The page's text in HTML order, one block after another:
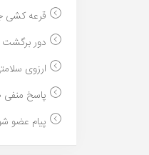
قرعه کشی
دور برگشت
ارزوی
پاسخ منفی
پیام عضو